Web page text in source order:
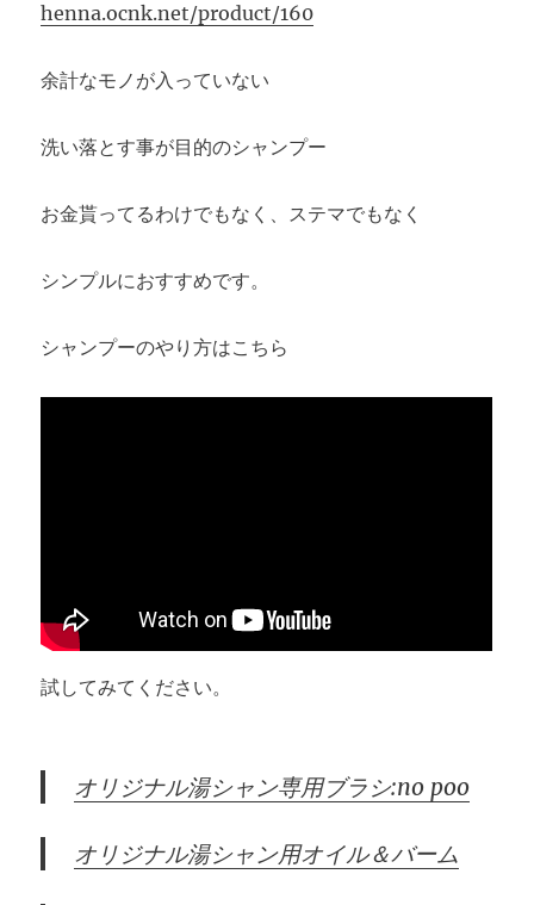
henna.ocnk.net/product/160
余計なモノが入っていない
洗い落とす事が目的のシャンプー
お金貰ってるわけでもなく、ステマでもなく
シンプルにおすすめです。
シャンプーのやり方はこちら
試してみてください。
オリジナル湯シャン専用ブラシ:no poo
オリジナル湯シャン用オイル＆バーム